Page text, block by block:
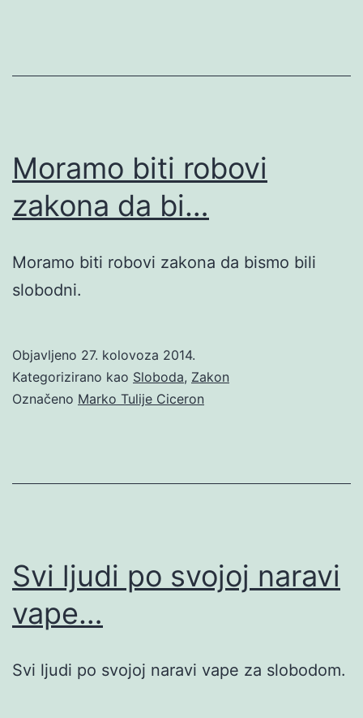
Moramo biti robovi
zakona da bi…
Moramo biti robovi zakona da bismo bili
slobodni.
Objavljeno 27. kolovoza 2014.
Kategorizirano kao Sloboda, Zakon
Označeno Marko Tulije Ciceron
Svi ljudi po svojoj naravi
vape…
Svi ljudi po svojoj naravi vape za slobodom.